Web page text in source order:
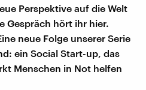
Perspektive auf die Welt
Gespräch hört ihr hier.
neue Folge unserer Serie
ein Social Start-up, das
Menschen in Not helfen